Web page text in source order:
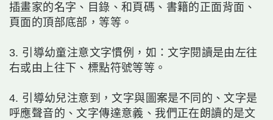
插畫家的名字、目錄、和頁碼、書籍的正面背面、
頁面的頂部底部，等等。
3. 引導幼童注意文字慣例，如：文字閱讀是由左往
右或由上往下、標點符號等等。
4. 引導幼兒注意到，文字與圖案是不同的、文字是
呼應聲音的、文字傳達意義、我們正在朗讀的是文